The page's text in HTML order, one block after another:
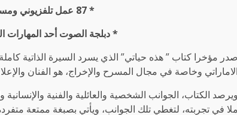
* 87 عمل تلفزيوني ومسرحي واذاعي للكبار والصغار
* دبلجة الصوت أحد المهارات
صدر مؤخرا كتاب ” هذه حياتي” الذي يسرد السيرة الذاتية
الاماراتي وخاصة في مجال المسرح والإخراج، هو الفنان
ويرصد الكتاب، الجوانب الشخصية والعائلية والفنية
ملا في تجربته، لتغطي تلك الجوانب، ويأتي بصبغة ممتعة